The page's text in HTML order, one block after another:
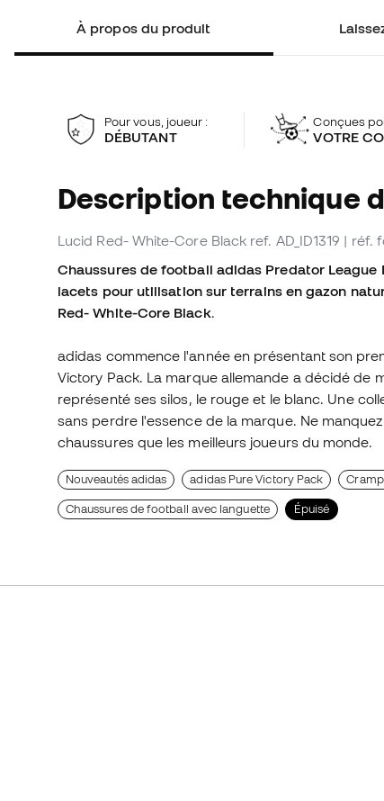
À propos du produit
Pour vous, joueur :
DÉBUTANT
Conçues
VOTRE
Description technique
Lucid Red- White-Core Black ref. AD_ID1319 | réf.
Chaussures de football adidas Predator
lacets pour utilisation sur terrains en gazon
Red- White-Core Black.
adidas commence l'année en présentant son
Victory Pack. La marque allemande a décidé de
représenté ses silos, le rouge et le blanc. Une
sans perdre l'essence de la marque. Ne
chaussures que les meilleurs joueurs du monde.
Nouveautés adidas adidas Pure Victory Pack
Chaussures de football avec languette Épuisé